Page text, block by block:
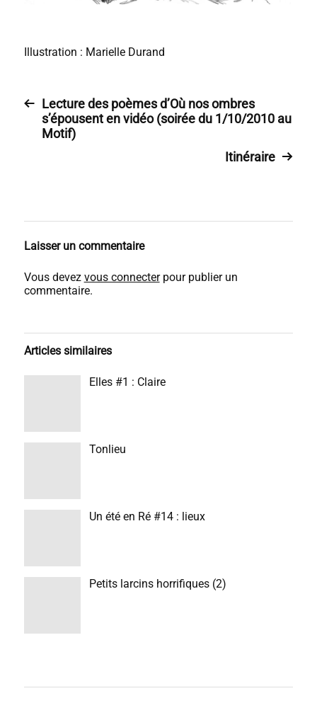
Illustration : Marielle Durand
Lecture des poèmes d’Où nos ombres
s’épousent en vidéo (soirée du 1/10/2010 au
Motif)
Itinéraire
Laisser un commentaire
Vous devez vous connecterpour publier un
commentaire.
Articles similaires
Elles #1 : Claire
Tonlieu
Un été en Ré #14 : lieux
Petits larcins horrifiques (2)